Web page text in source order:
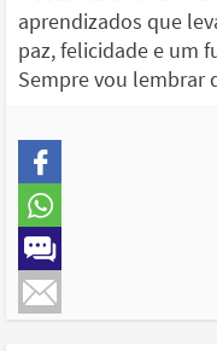
aprendizados que
paz, felicidade e um
Sempre vou lembrar